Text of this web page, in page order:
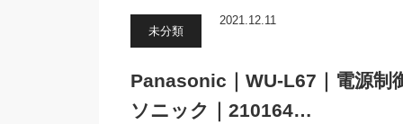
未分類
2021.12.11
Panasonic｜WU-L67｜電源制
ソニック｜210164…